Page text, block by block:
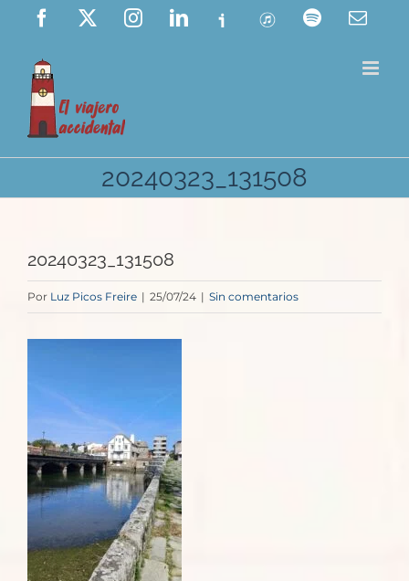
Saltar
contenido
Facebook InstagramLinkedIn
Ivoox ITunes Spotify
20240323_131508
20240323_131508
Por Luz Picos Freire | 25/07/24 | Sin comentarios